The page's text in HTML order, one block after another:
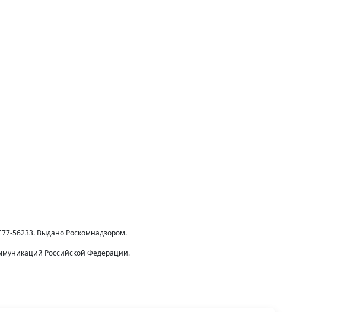
56233. Выдано Роскомнадзором.
Российской Федерации.